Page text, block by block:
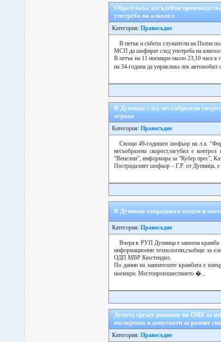
Образуваха досъдебни
употреба на алкохол
Категория: Правосъдие
В петък и събота служители на Пътна
МСП да шофират след употреба на
В петък на 11 ноември около 23,10 часа в
на 34-година да управлява лек
В Дупница след несъобразена
ограда
Категория: Правосъдие
Снощи 49-годишен шофьор на л.а.
несъобразена скорост,загубил е
“Венелин”, информира за “Кубер прес”,
Пострадалият шофьор – Г.Р. от Дупница, е
В Дупница откраднаха модем и
Категория: Правосъдие
Вчера в РУП Дупница е заявена кражба
информационни технологии,съобщи за
ОДП МВР Кюстендил.
По данни на заявителите кражбата е
ноември. Местопроизшествието �...
Делото срещу решение на ОИК за
експертиза и допуснати за разпит
Категория: Правосъдие